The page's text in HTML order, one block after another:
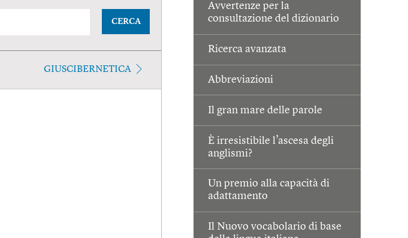
Avvertenze per la
consultazione del dizionario
Ricerca avanzata
Abbreviazioni
Il gran mare delle parole
È irresistibile l’ascesa degli
anglismi?
Un premio alla capacità di
adattamento
Il Nuovo vocabolario di base
CERCA
GIUSCIBERNETICA